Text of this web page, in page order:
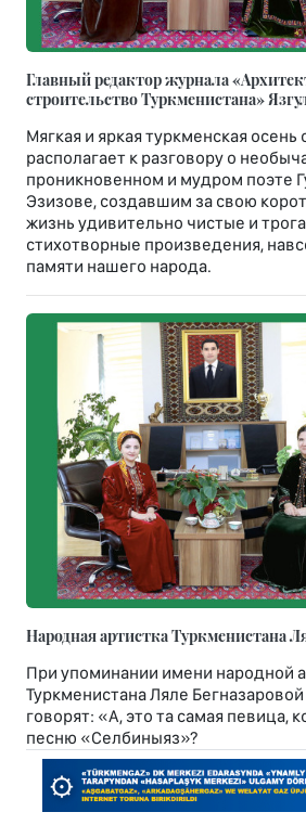
Главный редактор журнала
строительство Туркменистана»
Мягкая и яркая туркменская осень
располагает к разговору о
проникновенном и мудром поэте
Эзизове, создавшим за свою
жизнь удивительно чистые и
стихотворные произведения,
памяти нашего народа.
Народная артистка Туркменистана
При упоминании имени народной
Туркменистана Ляле
говорят: «А, это та самая певица,
песню «Селбиныяз»?